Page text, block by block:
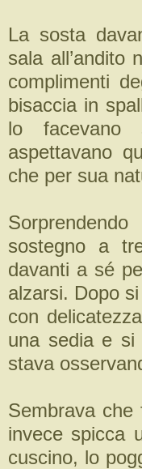
La sosta
sala all’andito
complimenti
bisaccia in
lo facevano
aspettavano
che per sua
sostegno a
davanti a sé
alzarsi. Dopo
con
una sedia e si
stava
Sembrava
invece spicca
cuscino, lo